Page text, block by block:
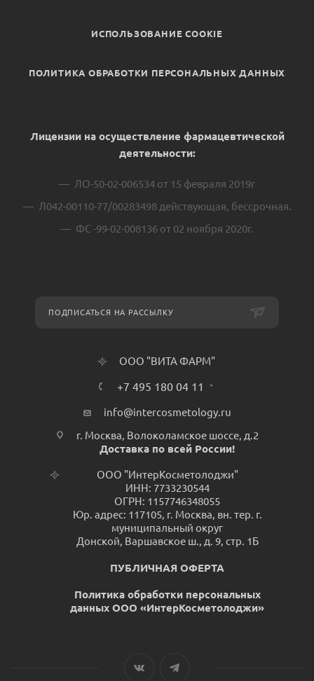
ИСПОЛЬЗОВАНИЕ COOKIE
ПОЛИТИКА ОБРАБОТКИ ПЕРСОНАЛЬНЫХ ДАННЫХ
Лицензии на осуществление фармацевтической
деятельности:
ЛО-50-02-006534 от 15 февраля 2019г
Л042-00110-77/00283498 действующая, бессрочная.
ФС -99-02-008136 от 02 ноября 2020г.
ПОДПИСАТЬСЯ НА РАССЫЛКУ
ООО "ВИТА ФАРМ"
+7 495 180 04 11
info@intercosmetology.ru
г. Москва, Волоколамское шоссе, д.2
Доставка по всей России!
ООО "ИнтерКосметолоджи"
ИНН: 7733230544
ОГРН: 1157746348055
Юр. адрес: 117105, г. Москва, вн. тер. г.
муниципальный округ
Донской, Варшавское ш., д. 9, стр. 1Б
ПУБЛИЧНАЯ ОФЕРТА
Политика обработки персональных
данных ООО «ИнтерКосметолоджи»